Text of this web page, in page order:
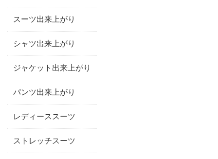
スーツ出来上がり
シャツ出来上がり
ジャケット出来上がり
パンツ出来上がり
レディーススーツ
ストレッチスーツ